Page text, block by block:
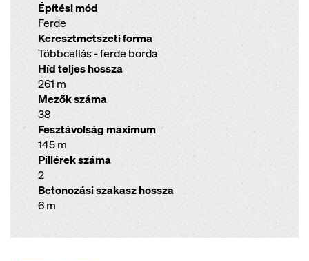
Építési mód
Ferde
Keresztmetszeti forma
Többcellás - ferde borda
Híd teljes hossza
261 m
Mezők száma
38
Fesztávolság maximum
145 m
Pillérek száma
2
Betonozási szakasz hossza
6 m